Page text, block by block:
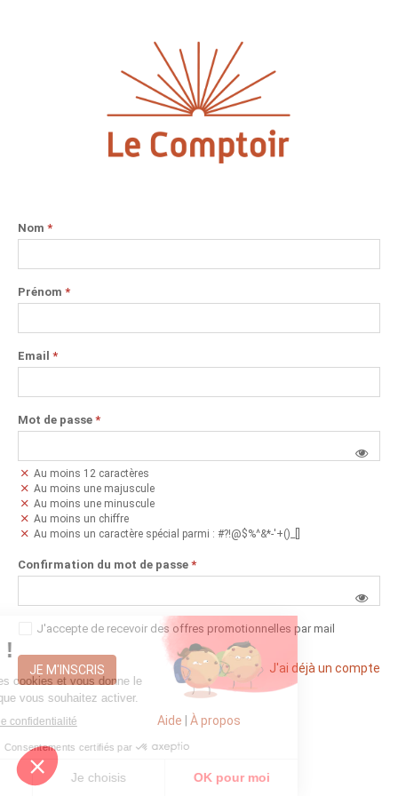
Nom *
Prénom *
Email *
Mot de passe *
Au moins 12 caractères
Au moins une majuscule
Au moins une minuscule
Au moins un chiffre
Au moins un caractère spécial parmi : #?!@$%^&*-'+()_[]
Confirmation du mot de passe *
J'accepte de recevoir des offres promotionnelles par mail
JE M'INSCRIS J'ai déjà un compte
Aide À propos